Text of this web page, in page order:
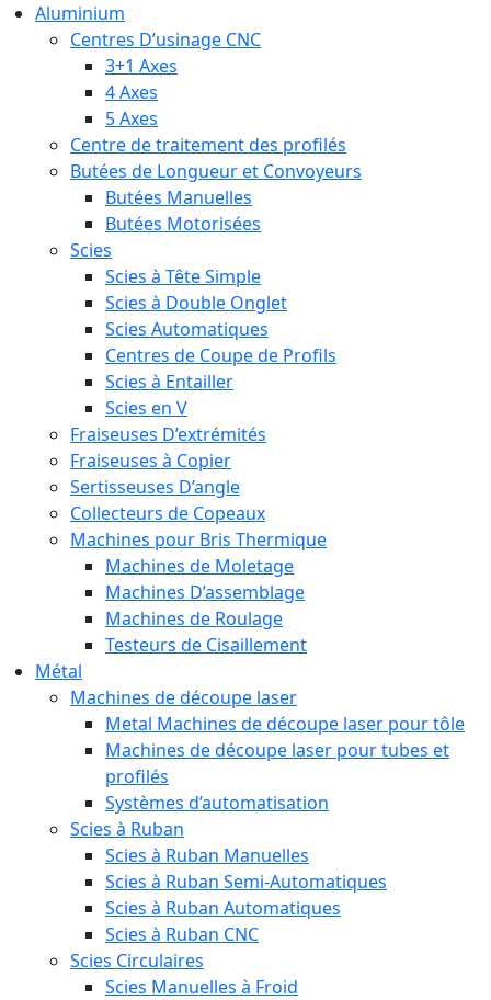
Aluminium
Centres D’usinage CNC
3+1 Axes
4 Axes
5 Axes
Centre de traitement des profilés
Butées de Longueur et Convoyeurs
Butées Manuelles
Butées Motorisées
Scies
Scies à Tête Simple
Scies à Double Onglet
Scies Automatiques
Centres de Coupe de Profils
Scies à Entailler
Scies en V
Fraiseuses D’extrémités
Fraiseuses à Copier
Sertisseuses D’angle
Collecteurs de Copeaux
Machines pour Bris Thermique
Machines de Moletage
Machines D’assemblage
Machines de Roulage
Testeurs de Cisaillement
Métal
Machines de découpe laser
Metal Machines de découpe laser pour tôle
Machines de découpe laser pour tubes et
profilés
Systèmes d’automatisation
Scies à Ruban
Scies à Ruban Manuelles
Scies à Ruban Semi-Automatiques
Scies à Ruban Automatiques
Scies à Ruban CNC
Scies Circulaires
Scies Manuelles à Froid